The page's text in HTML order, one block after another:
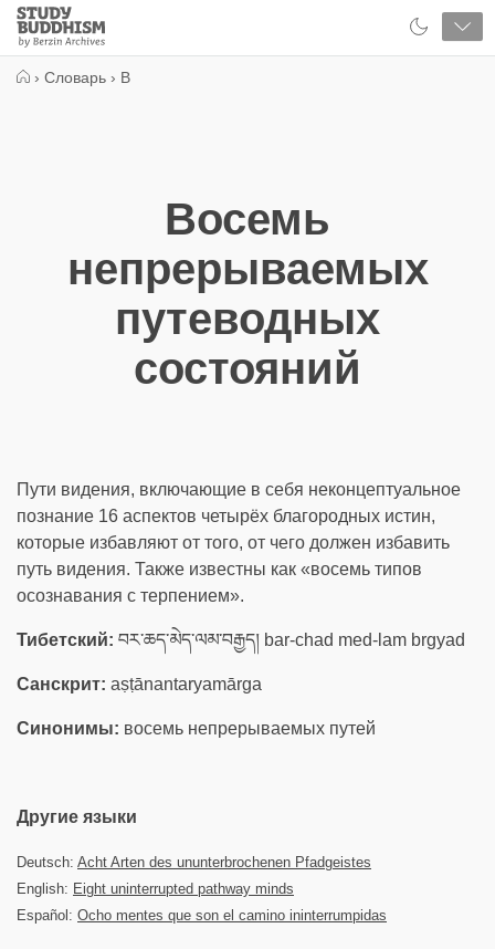
Close
Study
Buddhism
› Словарь › В
Восемь
непрерываемых
путеводных
состояний
Пути видения, включающие в себя неконцептуальное
познание 16 аспектов четырёх благородных истин,
которые избавляют от того, от чего должен избавить
путь видения. Также известны как «восемь типов
осознавания с терпением».
Тибетский: བར་ཆད་མེད་ལམ་བརྒྱད། bar-chad med-lam brgyad
Санскрит: aṣṭānantaryamārga
Синонимы: восемь непрерываемых путей
Другие языки
Deutsch: Acht Arten des ununterbrochenen Pfadgeistes
English: Eight uninterrupted pathway minds
Español: Ocho mentes que son el camino ininterrumpidas